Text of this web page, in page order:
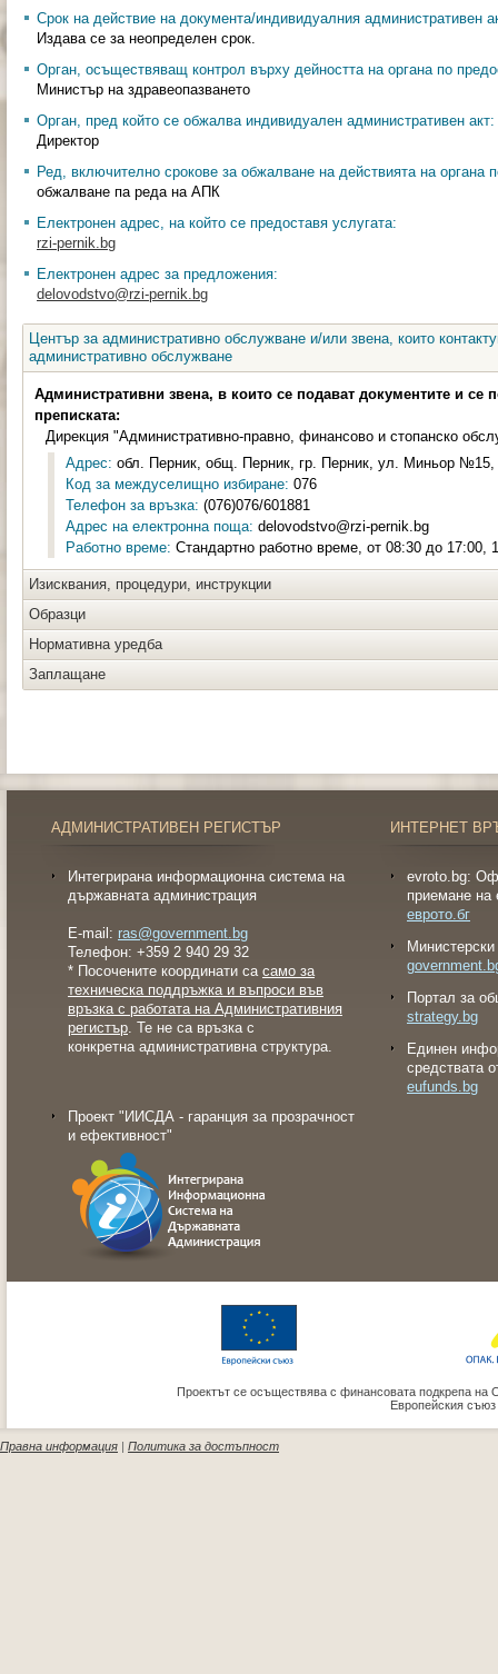
Срок на действие на документа/индивидуалния административен
Издава се за неопределен срок.
Орган, осъществяващ контрол върху дейността на органа по
Министър на здравеопазването
Орган, пред който се обжалва индивидуален административен акт:
Директор
Ред, включително срокове за обжалване на действията на органа
обжалване па реда на АПК
Електронен адрес, на който се предоставя услугата:
rzi-pernik.bg
Електронен адрес за предложения:
delovodstvo@rzi-pernik.bg
Център за административно обслужване и/или звена, които
административно обслужване
Административни звена, в които се подават документите и се
преписката:
Дирекция "Административно-правно, финансово и стопанско
Адрес: обл. Перник, общ. Перник, гр. Перник, ул. Миньор №15,
Код за междуселищно избиране: 076
Телефон за връзка: (076)076/601881
Адрес на електронна поща: delovodstvo@rzi-pernik.bg
Работно време: Стандартно работно време, от 08:30 до 17:00,
Изисквания, процедури, инструкции
Образци
Нормативна уредба
Заплащане
АДМИНИСТРАТИВЕН РЕГИСТЪР
Интегрирана информационна система на
държавната администрация
E-mail: ras@government.bg
Телефон: +359 2 940 29 32
* Посочените координати са само за
техническа поддръжка и въпроси във
връзка с работата на Административния
регистър. Те не са връзка с
конкретна административна структура.
Проект "ИИСДА - гаранция за прозрачност
и ефективност"
ИНТЕРНЕТ
evroto.bg:
приемане на
еврото.бг
Портал за
strategy.bg
Eдинен
средствата
eufunds.bg
Проектът се осъществява с финансовата подкрепа на
Европейския
Правна информация | Политика за достъпност